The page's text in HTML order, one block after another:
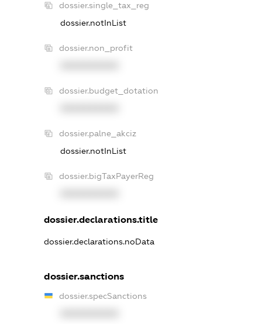
dossier.single_tax_reg
dossier.notInList
dossier.non_profit
dossier.budget_dotation
dossier.palne_akciz
dossier.notInList
dossier.bigTaxPayerReg
dossier.declarations.title
dossier.declarations.noData
dossier.sanctions
dossier.specSanctions